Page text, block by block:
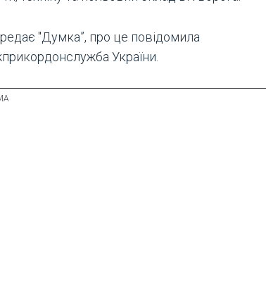
"Думка”, про це повідомила
України.